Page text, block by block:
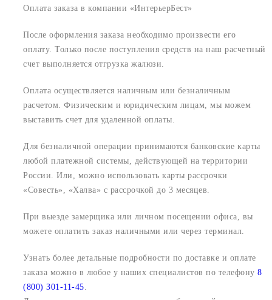
Оплата заказа в компании «ИнтерьерБест»
После оформления заказа необходимо произвести его
оплату. Только после поступления средств на наш расчетный
счет выполняется отгрузка жалюзи.
Оплата осуществляется наличным или безналичным
расчетом. Физическим и юридическим лицам, мы можем
выставить счет для удаленной оплаты.
Для безналичной операции принимаются банковские карты
любой платежной системы, действующей на территории
России. Или, можно использовать карты рассрочки
«Совесть», «Халва» с рассрочкой до 3 месяцев.
При выезде замерщика или личном посещении офиса, вы
можете оплатить заказ наличными или через терминал.
Узнать более детальные подробности по доставке и оплате
заказа можно в любое у наших специалистов по телефону 8
(800) 301-11-45